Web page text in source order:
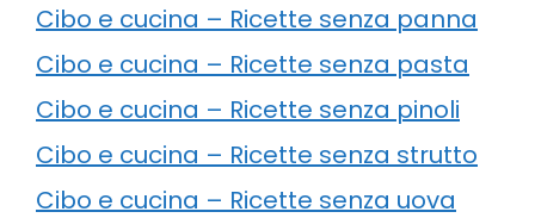
Cibo e cucina – Ricette senza panna
Cibo e cucina – Ricette senza pasta
Cibo e cucina – Ricette senza pinoli
Cibo e cucina – Ricette senza strutto
Cibo e cucina – Ricette senza uova